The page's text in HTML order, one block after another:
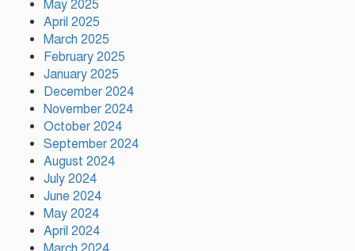
দুর্গাপূজায় আসছে সালমার নতুন গান,
রেকর্ড সম্পন্ন
May 2025
April 2025
March 2025
February 2025
January 2025
December 2024
November 2024
October 2024
September 2024
August 2024
July 2024
June 2024
May 2024
April 2024